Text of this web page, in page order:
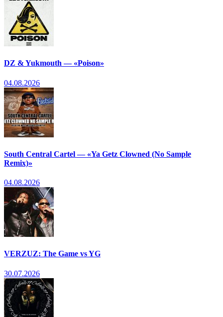
DZ & Yukmouth — «Poison»
04.08.2026
South Central Cartel — «Ya Getz Clowned (No Sample
Remix)»
04.08.2026
VERZUZ: The Game vs YG
30.07.2026